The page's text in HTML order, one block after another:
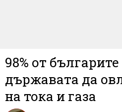
98% от
държавата да
на тока и газа